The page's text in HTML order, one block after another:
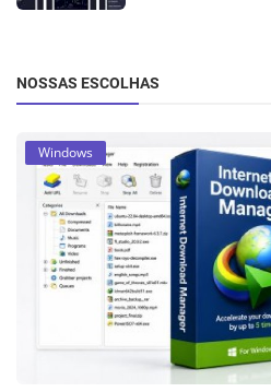
NOSSAS ESCOLHAS
Windows